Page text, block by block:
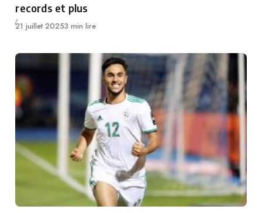
records et plus
Publié
21 juillet 20253 min lire